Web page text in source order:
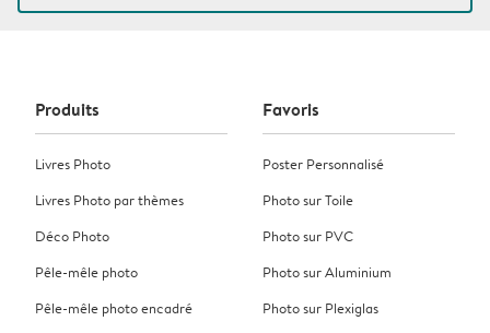
Produits
Livres Photo
Livres Photo par thèmes
Déco Photo
Pêle-mêle photo
Pêle-mêle photo encadré
Favoris
Poster Personnalisé
Photo sur Toile
Photo sur PVC
Photo sur Aluminium
Photo sur Plexiglas